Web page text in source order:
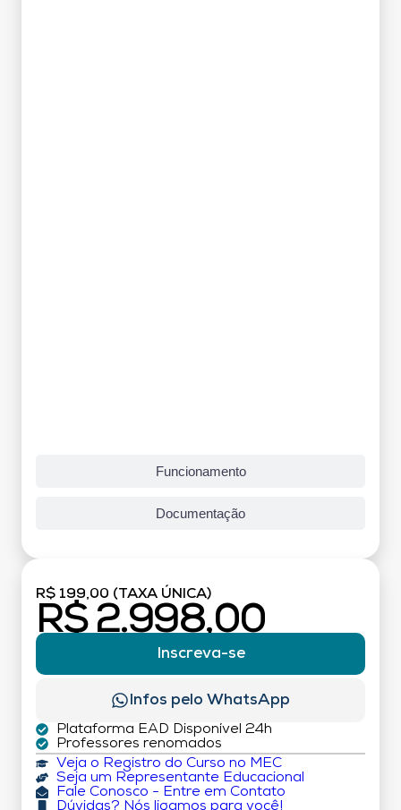
Funcionamento
Documentação
R$ 199,00 (TAXA ÚNICA)
R$ 2.998,00
Inscreva-se
Infos pelo WhatsApp
Plataforma EAD Disponível 24h
Professores renomados
Veja o Registro do Curso no MEC
Seja um Representante Educacional
Fale Conosco - Entre em Contato
Dúvidas? Nós ligamos para você!